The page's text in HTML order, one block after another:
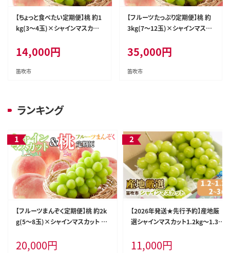
【ちょっと食べたい定期便】桃 約1
kg(3～4玉)×シャインマスカッ
14,000円
笛吹市
【フルーツたっぷり定期便】桃 約
3kg(7～12玉)×シャインマスカ
6
35,000円
笛吹市
ランキング
【フルーツまんぞく定期便】桃 約2k
g(5～8玉)×シャインマスカット 1.
20,000円
【2026年発送★先行予約】産地厳
選シャインマスカット1.2kg～1.3k
可※ 106-003-26y
11,000円